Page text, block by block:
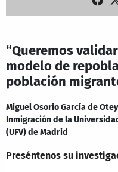
“Queremos
modelo de
población
Miguel Osorio García de
Inmigración de la
(UFV) de Madrid
Preséntenos su